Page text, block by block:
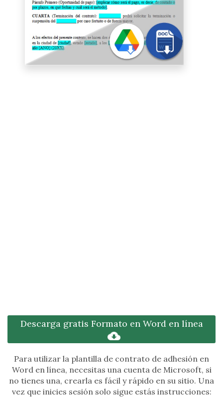
Descarga gratis Formato en Word en línea
Para utilizar la plantilla de contrato de adhesión en
Word en línea, necesitas una cuenta de Microsoft, si
no tienes una, crearla es fácil y rápido en su sitio. Una
vez que inicies sesión solo sigue estás instrucciones: